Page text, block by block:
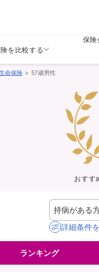
持病がある方向け
バイク保険
ペット保険
イオンカード会員さま
専用保険（損害保険）
を比較する
保険
命保険 57歳男性
おすす
詳細条件
ランキング